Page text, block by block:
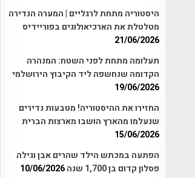
היסטוריה מתחת לרגליים | המערה הנדירה
מטלטלת את הארכיאולוגים בפוריידיס
21/06/2026
תעלומה מתחת לפני השטח: המנהרה
הקדומה שנחשפה ליד הקיבוץ הירושלמי
19/06/2026
החזירו את ההיסטוריה! מטבעות נדירים
שנעלמו מהארץ הושבו מארצות הברית
15/06/2026
הפתעה במכתש הילד שהרים אבן וגילה
פסלון קדום בן 1,700 שנה
10/06/2026